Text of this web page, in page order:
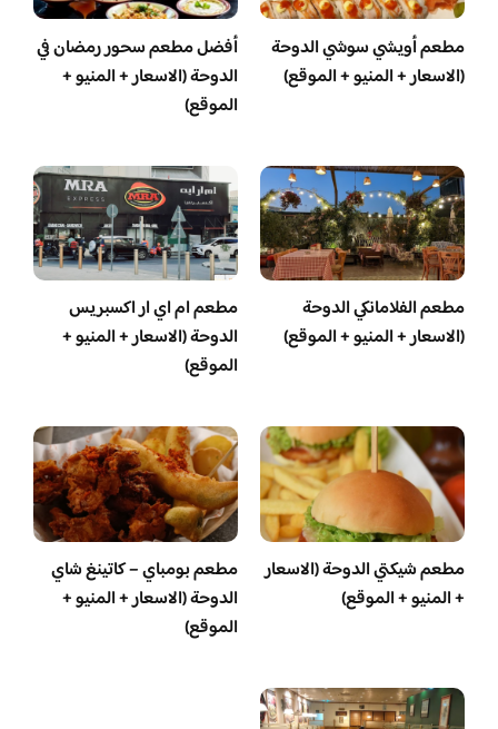
مطعم أويشي سوشي الدوحة
(الاسعار + المنيو + الموقع)
أفضل مطعم سحور رمضان في
الدوحة (الاسعار + المنيو +
الموقع)
مطعم الفلامانكي الدوحة
(الاسعار + المنيو + الموقع)
مطعم ام اي ار اكسبريس
الدوحة (الاسعار + المنيو +
الموقع)
مطعم شيكتي الدوحة (الاسعار
+ المنيو + الموقع)
مطعم بومباي – كاتينغ شاي
الدوحة (الاسعار + المنيو +
الموقع)